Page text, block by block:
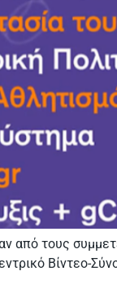
από τους
Βίντεο-